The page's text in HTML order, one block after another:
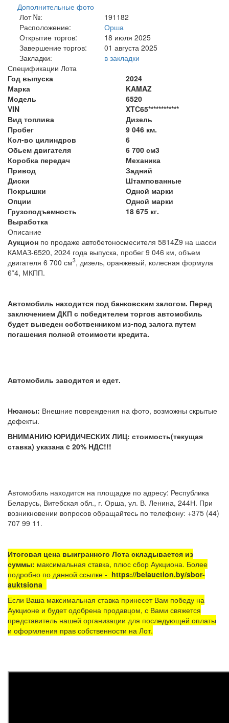
Дополнительные фото
Лот №:
191182
Расположение:
Орша
Открытие торгов:
18 июля 2025
Завершение торгов:
01 августа 2025
Закладки:
в закладки
Спецификации Лота
Год выпуска
2024
Марка
KAMAZ
Модель
6520
VIN
XTC65************
Вид топлива
Дизель
Пробег
9 046 км.
Кол-во цилиндров
6
Обьем двигателя
6 700 см3
Коробка передач
Механика
Привод
Задний
Диски
Штампованные
Покрышки
Одной марки
Опции
Одной марки
Грузоподъемность
18 675 кг.
Выработка
Описание
Аукцион по продаже автобетоносмесителя 5814Z9 на шасси
КАМАЗ-6520, 2024 года выпуска, пробег 9 046 км, объем
двигателя 6 700 см3, дизель, оранжевый, колесная формула
6*4, МКПП.
Автомобиль находится под банковским залогом. Перед
заключением ДКП с победителем торгов автомобиль
будет выведен собственником из-под залога путем
погашения полной стоимости кредита.
Автомобиль заводится и едет.
Нюансы: Внешние повреждения на фото, возможны скрытые
дефекты.
ВНИМАНИЮ ЮРИДИЧЕСКИХ ЛИЦ: стоимость(текущая
ставка) указана c 20% НДС!!!
Автомобиль находится на площадке по адресу: Республика
Беларусь, Витебская обл., г. Орша, ул. В. Ленина, 244Н. При
возникновении вопросов обращайтесь по телефону: +375 (44)
707 99 11.
Итоговая цена выигранного Лота складывается из
суммы: максимальная ставка, плюс сбор Аукциона. Более
подробно по данной ссылке - https://belauction.by/sbor-
auktsiona
Если Ваша максимальная ставка принесет Вам победу на
Аукционе и будет одобрена продавцом, с Вами свяжется
представитель нашей организации для последующей оплаты
и оформления прав собственности на Лот.